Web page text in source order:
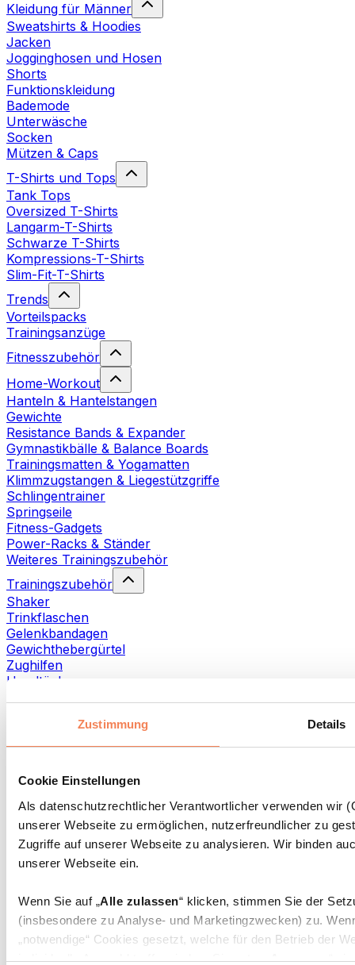
Zustimmung Details
Cookie Einstellungen
Als datenschutzrechtlicher Verantwortlicher verwenden wir
unserer Webseite zu ermöglichen, nutzerfreundlicher zu
Zugriffe auf unserer Webseite zu analysieren. Wir binden
unserer Webseite ein.
Wenn Sie auf „Alle zulassen“ klicken, stimmen Sie der
(insbesondere zu Analyse- und Marketingzwecken) zu.
„notwendige“ Cookies gesetzt, welche für den Betrieb der
individuelle Auswahl treffen, indem Sie unter „Anpassen“
Kleidung für Männer
Sweatshirts & Hoodies
Jacken
Jogginghosen und Hosen
Shorts
Funktionskleidung
Bademode
Unterwäsche
Socken
Mützen & Caps
T-Shirts und Tops
Tank Tops
Oversized T-Shirts
Langarm-T-Shirts
Schwarze T-Shirts
Kompressions-T-Shirts
Slim-Fit-T-Shirts
Trends
Vorteilspacks
Trainingsanzüge
Fitnesszubehör
Home-Workout
Hanteln & Hantelstangen
Gewichte
Resistance Bands & Expander
Gymnastikbälle & Balance Boards
Trainingsmatten & Yogamatten
Klimmzugstangen & Liegestützgriffe
Schlingentrainer
Springseile
Fitness-Gadgets
Power-Racks & Ständer
Weiteres Trainingszubehör
Trainingszubehör
Shaker
Trinkflaschen
Gelenkbandagen
Gewichthebergürtel
Zughilfen
Handtücher
Faszien- und Massagerollen
Weitere Rehabilitationshilfen
Taschen & Rucksäcke
Essenstaschen und Meal-Prep-Zubehör
Sporttaschen
Zubehör nach Aktivität
Laufen
Kampfsport